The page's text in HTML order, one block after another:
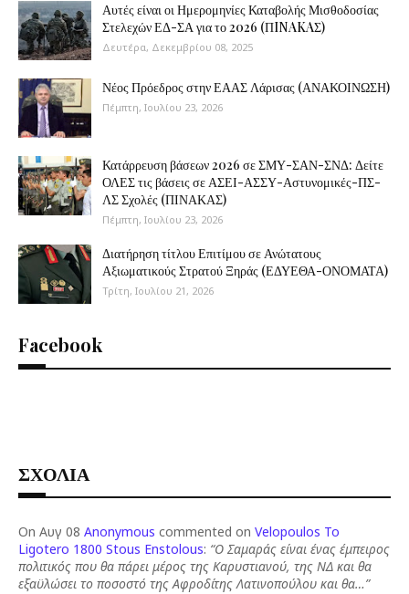
Αυτές είναι οι Ημερομηνίες Καταβολής Μισθοδοσίας
Στελεχών ΕΔ-ΣΑ για το 2026 (ΠINAKAΣ)
Δευτέρα, Δεκεμβρίου 08, 2025
Νέος Πρόεδρος στην ΕΑΑΣ Λάρισας (ΑΝΑΚΟΙΝΩΣΗ)
Πέμπτη, Ιουλίου 23, 2026
Κατάρρευση βάσεων 2026 σε ΣΜΥ-ΣΑΝ-ΣΝΔ: Δείτε
ΟΛΕΣ τις βάσεις σε ΑΣΕΙ-ΑΣΣΥ-Αστυνομικές-ΠΣ-
ΛΣ Σχολές (ΠΙΝΑΚΑΣ)
Πέμπτη, Ιουλίου 23, 2026
Διατήρηση τίτλου Επιτίμου σε Ανώτατους
Αξιωματικούς Στρατού Ξηράς (ΕΔΥΕΘΑ-ΟΝΟΜΑΤΑ)
Τρίτη, Ιουλίου 21, 2026
Facebook
ΣΧΟΛΙΑ
On Αυγ 08 Anonymous commented on Velopoulos To
Ligotero 1800 Stous Enstolous: “Ο Σαμαράς είναι ένας έμπειρος
πολιτικός που θα πάρει μέρος της Καρυστιανού, της ΝΔ και θα
εξαϋλώσει το ποσοστό της Αφροδίτης Λατινοπούλου και θα…”